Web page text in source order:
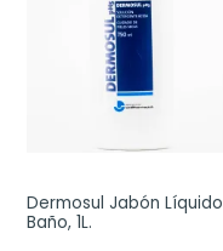
Dermosul Jabón Líquido
Baño, 1L.